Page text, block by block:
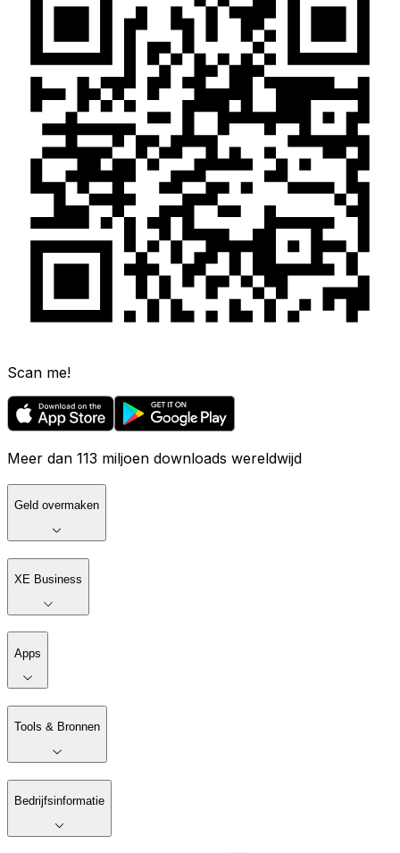
Scan me!
Meer dan 113 miljoen downloads wereldwijd
Geld overmaken
XE Business
Apps
Tools & Bronnen
Bedrijfsinformatie